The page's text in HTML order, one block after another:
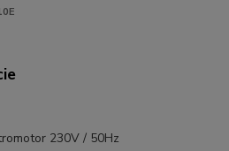
230V / 50Hz